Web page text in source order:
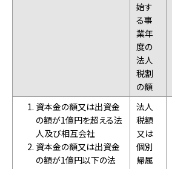
始す
る事
業年
度の
法人
税割
の額
資本金の額又は出資金
の額が1億円を超える法
人及び相互会社
資本金の額又は出資金
の額が1億円以下の法
法人
税額
又は
個別
帰属